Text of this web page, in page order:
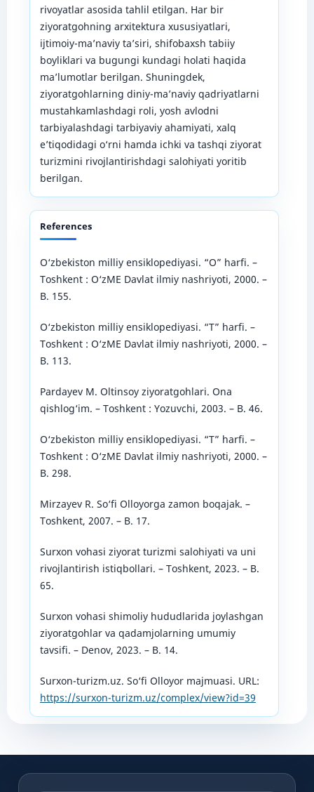
rivoyatlar asosida tahlil etilgan. Har bir
ziyoratgohning arxitektura xususiyatlari,
ijtimoiy-ma’naviy ta’siri, shifobaxsh tabiiy
boyliklari va bugungi kundagi holati haqida
ma’lumotlar berilgan. Shuningdek,
ziyoratgohlarning diniy-ma’naviy qadriyatlarni
mustahkamlashdagi roli, yosh avlodni
tarbiyalashdagi tarbiyaviy ahamiyati, xalq
e’tiqodidagi o‘rni hamda ichki va tashqi ziyorat
turizmini rivojlantirishdagi salohiyati yoritib
berilgan.
References
O‘zbekiston milliy ensiklopediyasi. “O” harfi. –
Toshkent : O‘zME Davlat ilmiy nashriyoti, 2000. –
B. 155.
O‘zbekiston milliy ensiklopediyasi. “T” harfi. –
Toshkent : O‘zME Davlat ilmiy nashriyoti, 2000. –
B. 113.
Pardayev M. Oltinsoy ziyoratgohlari. Ona
qishlog‘im. – Toshkent : Yozuvchi, 2003. – B. 46.
O‘zbekiston milliy ensiklopediyasi. “T” harfi. –
Toshkent : O‘zME Davlat ilmiy nashriyoti, 2000. –
B. 298.
Mirzayev R. So‘fi Olloyorga zamon boqajak. –
Toshkent, 2007. – B. 17.
Surxon vohasi ziyorat turizmi salohiyati va uni
rivojlantirish istiqbollari. – Toshkent, 2023. – B.
65.
Surxon vohasi shimoliy hududlarida joylashgan
ziyoratgohlar va qadamjolarning umumiy
tavsifi. – Denov, 2023. – B. 14.
Surxon-turizm.uz. So‘fi Olloyor majmuasi. URL:
https://surxon-turizm.uz/complex/view?id=39